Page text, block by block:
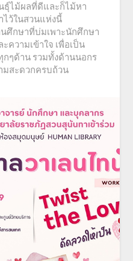
ธุ์ไม้ผลที่ดีและก็ไม้หา
ไว้ในสวนแห่งนี้
ศึกษาที่บ่มเพาะนักศึกษา
วามเข้าใจ เพื่อเป็น
ๆด้าน รวมทั้งด้านนอกร
มสะดวกครบถ้วน